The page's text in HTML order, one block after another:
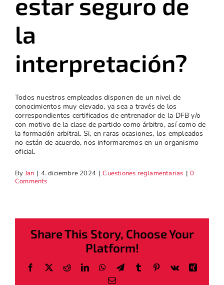
la
interpretación?
Todos nuestros empleados disponen de un nivel de
conocimientos muy elevado, ya sea a través de los
correspondientes certificados de entrenador de la DFB y/o
con motivo de la clase de partido como árbitro, así como de
la formación arbitral. Si, en raras ocasiones, los empleados
no están de acuerdo, nos informaremos en un organismo
oficial.
By Jan | 4. diciembre 2024 | Cuestiones reglamentarias | 0
Comments
Share This Story, Choose Your
Platform!
Facebook
X RedditLinkedInWhatsApp
TelegramTumblr Pinterest
Vk
Xing
Email